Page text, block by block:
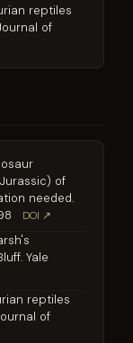
reptiles
of
of
needed.
DOI ↗
Yale
reptiles
of